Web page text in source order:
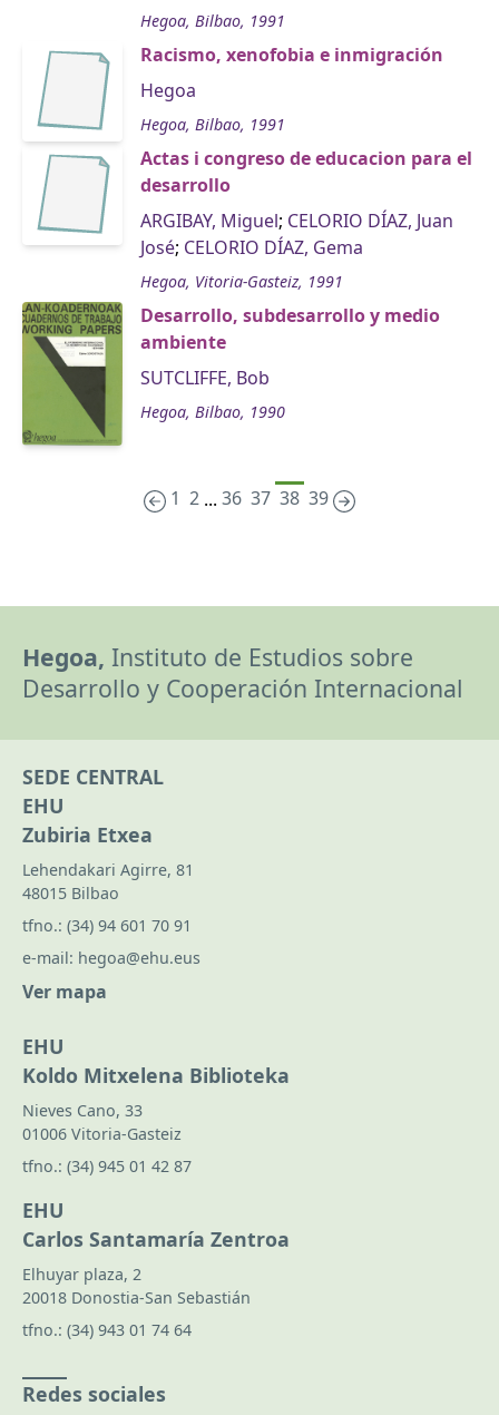
Hegoa, Bilbao, 1991
Racismo, xenofobia e inmigración
Hegoa
Hegoa, Bilbao, 1991
Actas i congreso de educacion para el
desarrollo
ARGIBAY, Miguel; CELORIO DÍAZ, Juan
José; CELORIO DÍAZ, Gema
Hegoa, Vitoria-Gasteiz, 1991
Desarrollo, subdesarrollo y medio
ambiente
SUTCLIFFE, Bob
Hegoa, Bilbao, 1990
1 2 ... 36 37 38 39
Hegoa, Instituto de Estudios sobre
Desarrollo y Cooperación Internacional
SEDE CENTRAL
EHU
Zubiria Etxea
Lehendakari Agirre, 81
48015 Bilbao
tfno.: (34) 94 601 70 91
e-mail: hegoa@ehu.eus
Ver mapa
EHU
Koldo Mitxelena Biblioteka
Nieves Cano, 33
01006 Vitoria-Gasteiz
tfno.: (34) 945 01 42 87
EHU
Carlos Santamaría Zentroa
Elhuyar plaza, 2
20018 Donostia-San Sebastián
tfno.: (34) 943 01 74 64
Redes sociales